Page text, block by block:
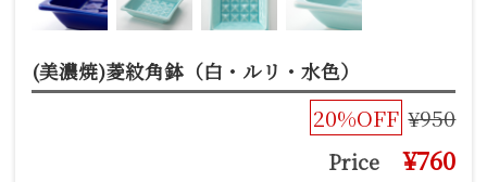
(美濃焼)菱紋角鉢（白・ルリ・水色）
20%OFF ¥950
Price ¥760